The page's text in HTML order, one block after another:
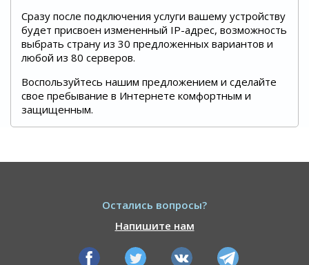
Сразу после подключения услуги вашему устройству
будет присвоен измененный IP-адрес, возможность
выбрать страну из 30 предложенных вариантов и
любой из 80 серверов.
Воспользуйтесь нашим предложением и сделайте
свое пребывание в Интернете комфортным и
защищенным.
Остались вопросы?
Напишите нам